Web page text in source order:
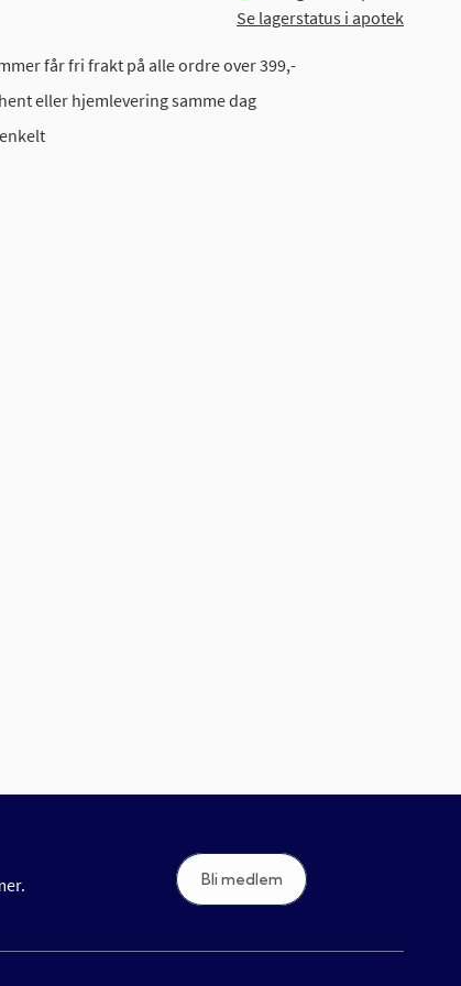
Se lagerstatus i apotek
får fri frakt på alle ordre over 399,-
eller hjemlevering samme dag
Bli medlem